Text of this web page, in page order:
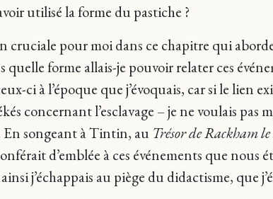
utilisé la forme du pastiche ?
cruciale pour moi dans ce chapitre qui
quelle forme allais-je pouvoir relater ces
ci à l’époque que j’évoquais, car si le lien
concernant l’esclavage – je ne voulais
songeant à Tintin, au Trésor de Rackham le
d’emblée à ces événements que
j’échappais au piège du didactisme, que